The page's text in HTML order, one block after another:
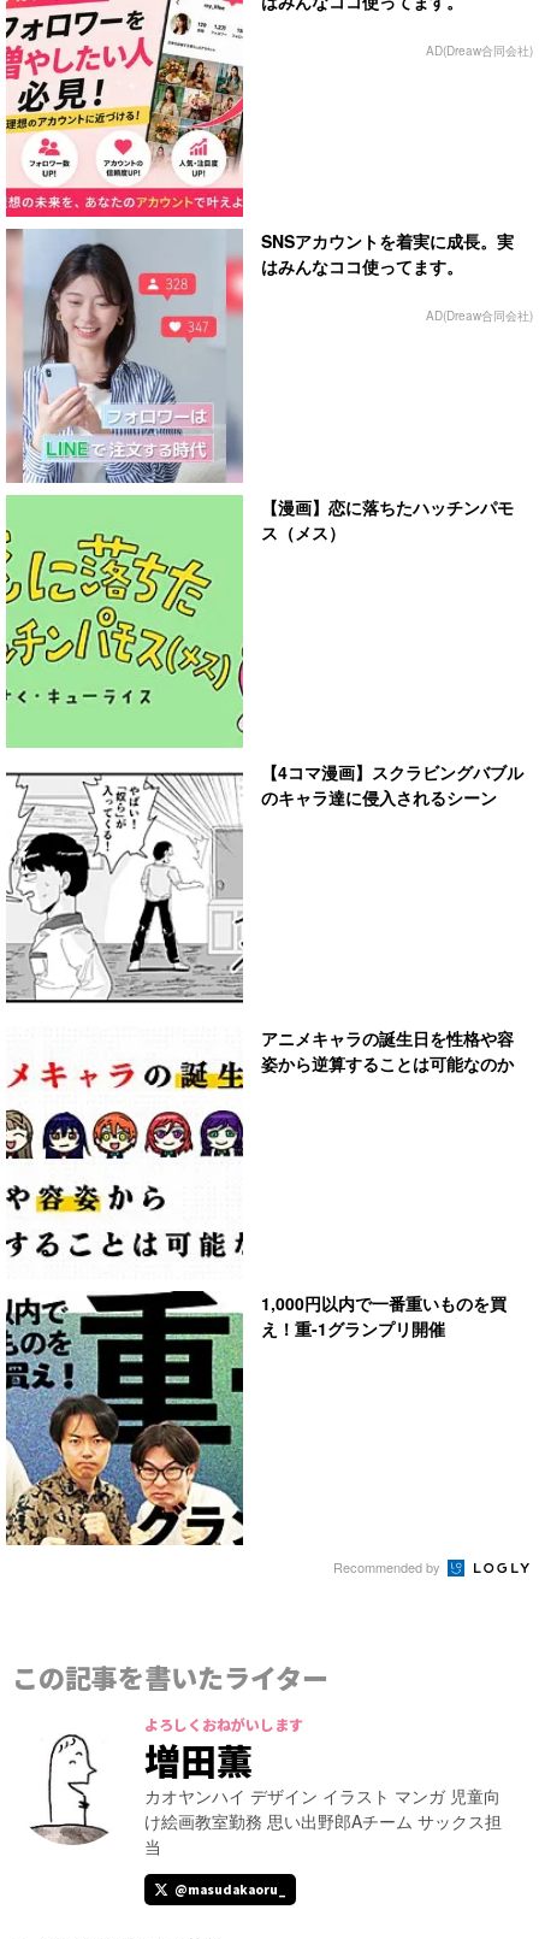
AD(Dreaw合同会社)
SNSアカウントを着実に成長。実
はみんなココ使ってます。
AD(Dreaw合同会社)
【漫画】恋に落ちたハッチンパモ
ス（メス）
【4コマ漫画】スクラビングバブル
のキャラ達に侵入されるシーン
アニメキャラの誕生日を性格や容
姿から逆算することは可能なのか
1,000円以内で一番重いものを買
え！重-1グランプリ開催
Recommended by
この記事を書いたライター
よろしくおねがいします
増田薫
カオヤンハイ デザイン イラスト マンガ 児童向
け絵画教室勤務 思い出野郎Aチーム サックス担
当
@masudakaoru_